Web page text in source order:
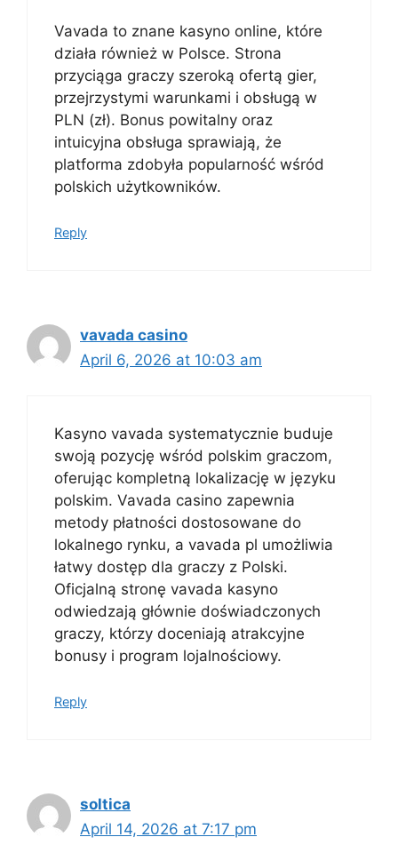
Vavada to znane kasyno online, które
działa również w Polsce. Strona
przyciąga graczy szeroką ofertą gier,
przejrzystymi warunkami i obsługą w
PLN (zł). Bonus powitalny oraz
intuicyjna obsługa sprawiają, że
platforma zdobyła popularność wśród
polskich użytkowników.
Reply
vavada casino
April 6, 2026 at 10:03 am
Kasyno vavada systematycznie buduje
swoją pozycję wśród polskim graczom,
oferując kompletną lokalizację w języku
polskim. Vavada casino zapewnia
metody płatności dostosowane do
lokalnego rynku, a vavada pl umożliwia
łatwy dostęp dla graczy z Polski.
Oficjalną stronę vavada kasyno
odwiedzają głównie doświadczonych
graczy, którzy doceniają atrakcyjne
bonusy i program lojalnościowy.
Reply
soltica
April 14, 2026 at 7:17 pm